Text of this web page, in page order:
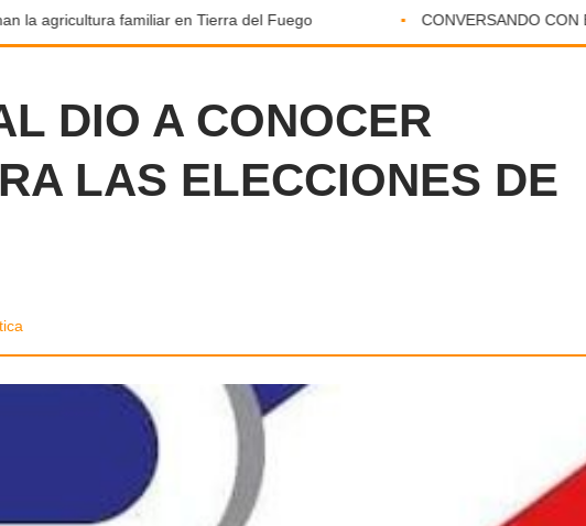
agricultura familiar en Tierra del Fuego CONVERSANDO CON
DIO A CONOCER
LAS ELECCIONES DE